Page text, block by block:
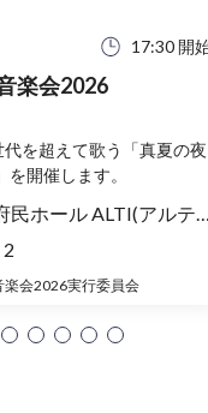
17:30 開
楽会2026
を超えて歌う「真夏の夜
開催します。
ホール ALTI(アルティ)
2
楽会2026実行委員会